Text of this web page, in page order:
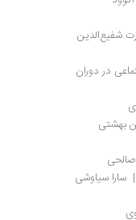
نشست نقد و بررسی تاریخ مفهوم عدالت اجتماعی در دوران